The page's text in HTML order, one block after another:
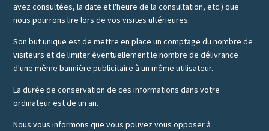
avez consultées, la date et l'heure de la consultation, etc.) que
nous pourrons lire lors de vos visites ultérieures.
Son but unique est de mettre en place un comptage du nombre de
visiteurs et de limiter éventuellement le nombre de délivrance
d'une même bannière publicitaire à un même utilisateur.
La durée de conservation de ces informations dans votre
ordinateur est de un an.
Nous vous informons que vous pouvez vous opposer à